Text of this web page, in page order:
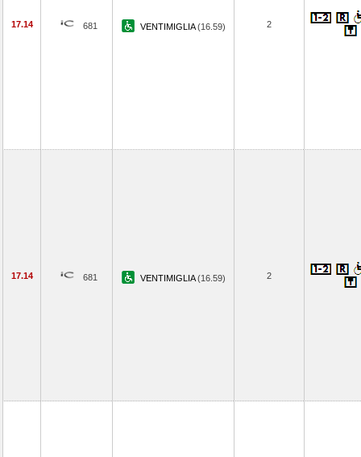
17.14 681 VENTIMIGLIA(16.59) 2
17.14 681 VENTIMIGLIA(16.59) 2